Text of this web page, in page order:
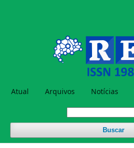
Atual Arquivos Notícias
Buscar